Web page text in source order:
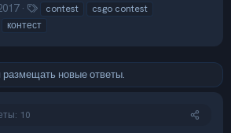
Т
е
г
contest
csgo contest
контест
размещать новые ответы.
10